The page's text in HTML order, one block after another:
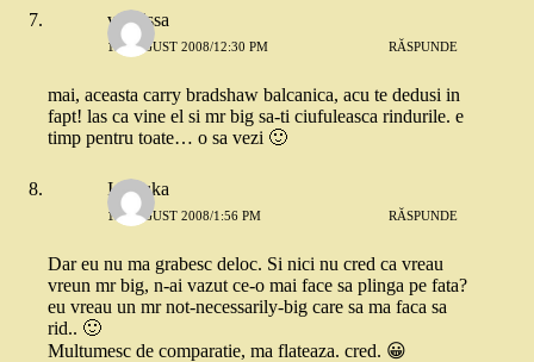
vasilissa
13 AUGUST 2008/12:30 PM RĂSPUNDE
mai, aceasta carry bradshaw balcanica, acu te dedusi in
fapt! las ca vine el si mr big sa-ti ciufuleasca rindurile. e
timp pentru toate… o sa vezi 🙂
Ionouka
13 AUGUST 2008/1:56 PM RĂSPUNDE
Dar eu nu ma grabesc deloc. Si nici nu cred ca vreau
vreun mr big, n-ai vazut ce-o mai face sa plinga pe fata?
eu vreau un mr not-necessarily-big care sa ma faca sa
rid.. 🙂
Multumesc de comparatie, ma flateaza. cred. 😀